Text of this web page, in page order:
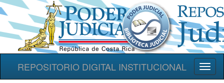
REPOSITORIO DIGITAL INSTITUCIONAL